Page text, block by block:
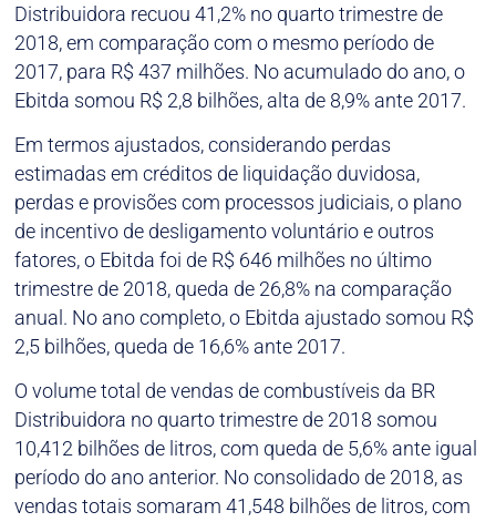
Distribuidora recuou 41,2% no quarto trimestre de
2018, em comparação com o mesmo período de
2017, para R$ 437 milhões. No acumulado do ano, o
Ebitda somou R$ 2,8 bilhões, alta de 8,9% ante 2017.
Em termos ajustados, considerando perdas
estimadas em créditos de liquidação duvidosa,
perdas e provisões com processos judiciais, o plano
de incentivo de desligamento voluntário e outros
fatores, o Ebitda foi de R$ 646 milhões no último
trimestre de 2018, queda de 26,8% na comparação
anual. No ano completo, o Ebitda ajustado somou R$
2,5 bilhões, queda de 16,6% ante 2017.
O volume total de vendas de combustíveis da BR
Distribuidora no quarto trimestre de 2018 somou
10,412 bilhões de litros, com queda de 5,6% ante igual
período do ano anterior. No consolidado de 2018, as
vendas totais somaram 41,548 bilhões de litros, com